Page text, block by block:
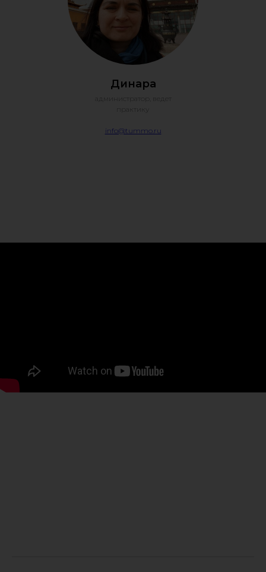
Динара
администратор, ведет
практику
info@tummo.ru